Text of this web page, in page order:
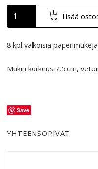
Lisää
8 kpl valkoisia
Mukin korkeus 7,5 cm,
Save
YHTEENSOPIVAT